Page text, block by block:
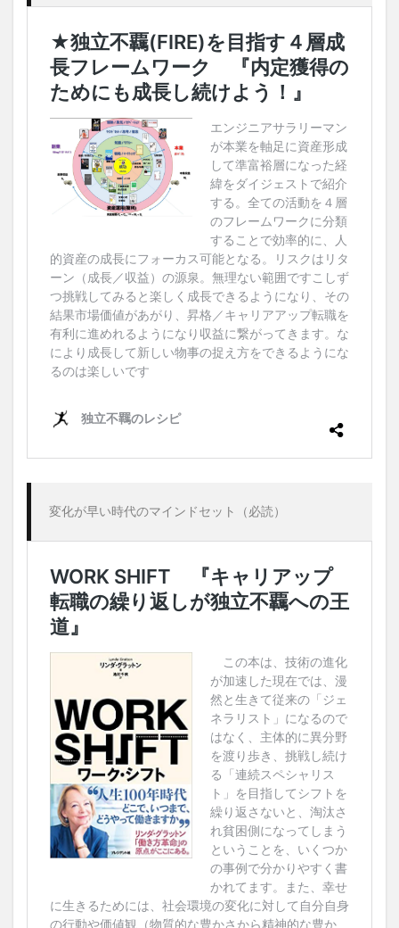
変化が早い時代のマインドセット（必読）